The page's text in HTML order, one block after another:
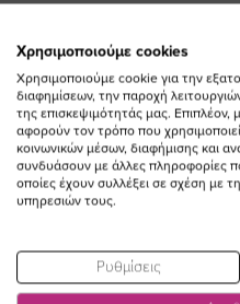
Καπαρντίνα παντελόνι τύπου jean
σε μπεζ χρώμα
73,00 €
Χρησιμοποιούμε cookies
Χρησιμοποιούμε cookie για την
διαφημίσεων, την παροχή
της επισκεψιμότητάς μας.
αφορούν τον τρόπο που
κοινωνικών μέσων, διαφήμισης και
συνδυάσουν με άλλες πληροφορίες
οποίες έχουν συλλέξει σε σχέση με
υπηρεσιών τους.
Ρυθμίσεις